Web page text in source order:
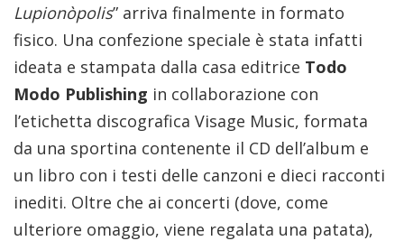
Lupionòpolis” arriva finalmente in formato
fisico. Una confezione speciale è stata infatti
ideata e stampata dalla casa editrice Todo
Modo Publishing in collaborazione con
l’etichetta discografica Visage Music, formata
da una sportina contenente il CD dell’album e
un libro con i testi delle canzoni e dieci racconti
inediti. Oltre che ai concerti (dove, come
ulteriore omaggio, viene regalata una patata),